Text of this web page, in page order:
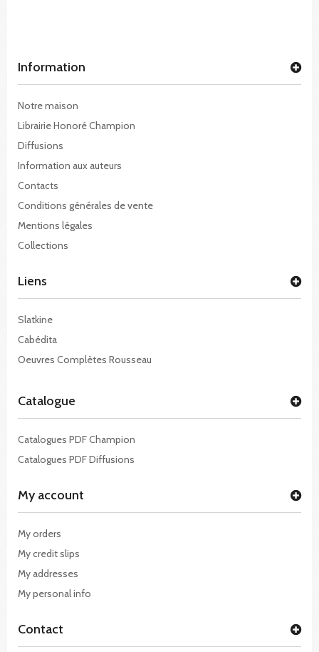
Information
Notre maison
Librairie Honoré Champion
Diffusions
Information aux auteurs
Contacts
Conditions générales de vente
Mentions légales
Collections
Liens
Slatkine
Cabédita
Oeuvres Complètes Rousseau
Catalogue
Catalogues PDF Champion
Catalogues PDF Diffusions
My account
My orders
My credit slips
My addresses
My personal info
Contact